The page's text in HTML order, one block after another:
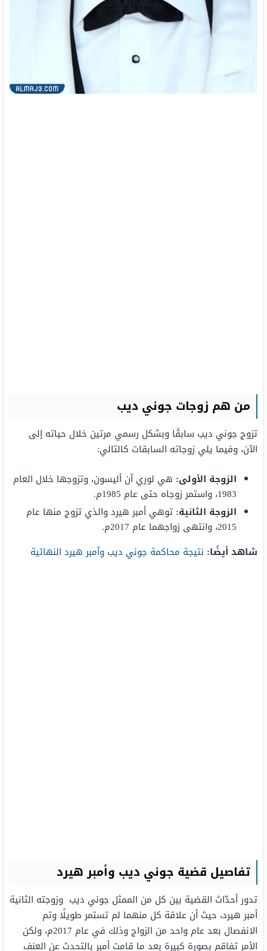
من هم زوجات جوني ديب
تزوج جوني ديب سابقًا وبشكل رسمي مرتين خلال حياته إلى
الآن، وفيما يلي زوجاته السابقات كالتالي:
الزوجة الأولى: هي لوري آن أليسون، وتزوجها خلال العام
1983، واستمر زوجاه حتى عام 1985م.
الزوجة الثانية: توهي أمبر هيرد والذي تزوج منها عام
2015، وانتهى زواجهما عام 2017م.
شاهد أيضًا: نتيجة محاكمة جوني ديب وآمبر هيرد النهائية
تفاصيل قضية جوني ديب وأمبر هيرد
تدور أحدّاث القضية بين كل من الممثل جوني ديب وزوجته الثانية
أمبر هيرد، حيث أن علاقة كل منهما لم تستمر طويلًا وتم
الانفصال بعد عام واحد من الزواج وذلك في عام 2017م، ولكن
الأمر تفاقم بصورة كبيرة بعد ما قامت أمبر بالتحدث عن العنف